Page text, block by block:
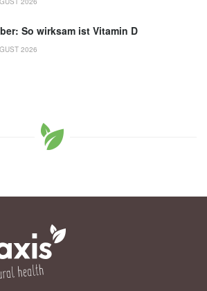
So wirksam ist Vitamin D
2026